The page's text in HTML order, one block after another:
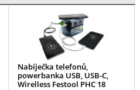
Nabíječka telefonů,
powerbanka USB, USB-C,
Wirelless Festool PHC 18